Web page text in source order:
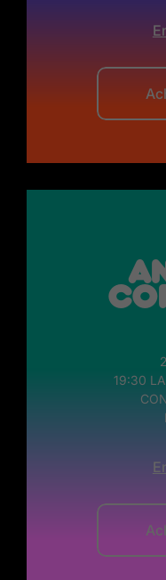
19:30 LA